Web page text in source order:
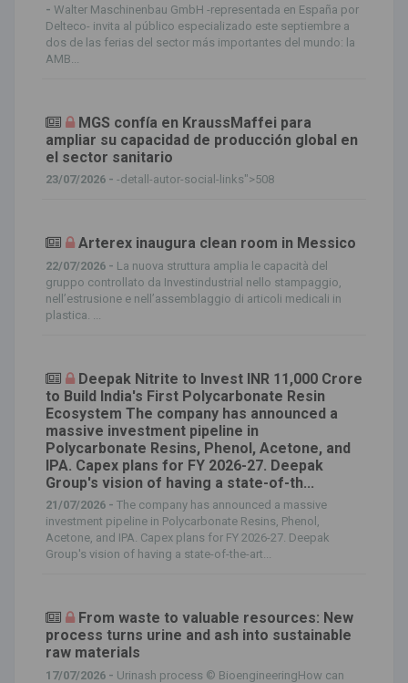
- Walter Maschinenbau GmbH -representada en España por
Delteco- invita al público especializado este septiembre a
dos de las ferias del sector más importantes del mundo: la
AMB...
MGS confía en KraussMaffei para
ampliar su capacidad de producción global en
el sector sanitario
23/07/2026 - -detall-autor-social-links">508
Arterex inaugura clean room in Messico
22/07/2026 - La nuova struttura amplia le capacità del
gruppo controllato da Investindustrial nello stampaggio,
nell’estrusione e nell’assemblaggio di articoli medicali in
plastica. ...
Deepak Nitrite to Invest INR 11,000 Crore
to Build India's First Polycarbonate Resin
Ecosystem The company has announced a
massive investment pipeline in
Polycarbonate Resins, Phenol, Acetone, and
IPA. Capex plans for FY 2026-27. Deepak
Group's vision of having a state-of-th...
21/07/2026 - The company has announced a massive
investment pipeline in Polycarbonate Resins, Phenol,
Acetone, and IPA. Capex plans for FY 2026-27. Deepak
Group's vision of having a state-of-the-art...
From waste to valuable resources: New
process turns urine and ash into sustainable
raw materials
17/07/2026 - Urinash process © BioengineeringHow can